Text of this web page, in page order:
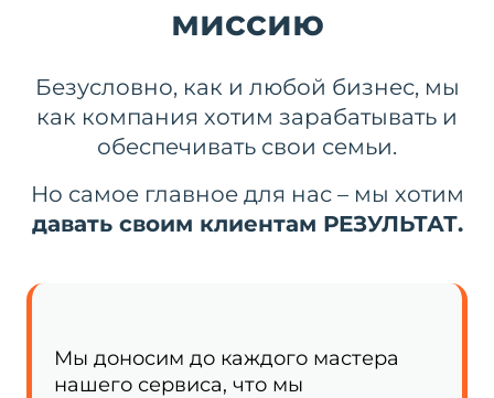
миссию
Безусловно, как и любой бизнес, мы
как компания хотим зарабатывать и
обеспечивать свои семьи.
Но самое главное для нас – мы хотим
давать своим клиентам РЕЗУЛЬТАТ.
Мы доносим до каждого мастера
нашего сервиса, что мы